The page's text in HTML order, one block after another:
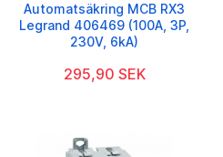
Automatsäkring MCB RX3
Legrand 406469 (100A, 3P,
230V, 6kA)
295,90 SEK